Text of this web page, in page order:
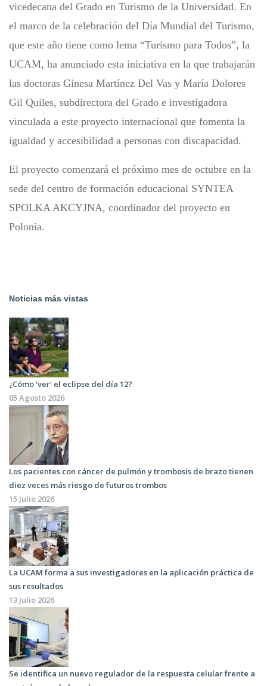
vicedecana del Grado en Turismo de la Universidad. En
el marco de la celebración del Día Mundial del Turismo,
que este año tiene como lema “Turismo para Todos”, la
UCAM, ha anunciado esta iniciativa en la que trabajarán
las doctoras Ginesa Martínez Del Vas y María Dolores
Gil Quiles, subdirectora del Grado e investigadora
vinculada a este proyecto internacional que fomenta la
igualdad y accesibilidad a personas con discapacidad.
El proyecto comenzará el próximo mes de octubre en la
sede del centro de formación educacional SYNTEA
SPOLKA AKCYJNA, coordinador del proyecto en
Polonia.
Noticias más vistas
¿Cómo ‘ver’ el eclipse del día 12?
05 Agosto 2026
Los pacientes con cáncer de pulmón y trombosis de brazo tienen
diez veces más riesgo de futuros trombos
15 Julio 2026
La UCAM forma a sus investigadores en la aplicación práctica de
sus resultados
13 Julio 2026
Se identifica un nuevo regulador de la respuesta celular frente a